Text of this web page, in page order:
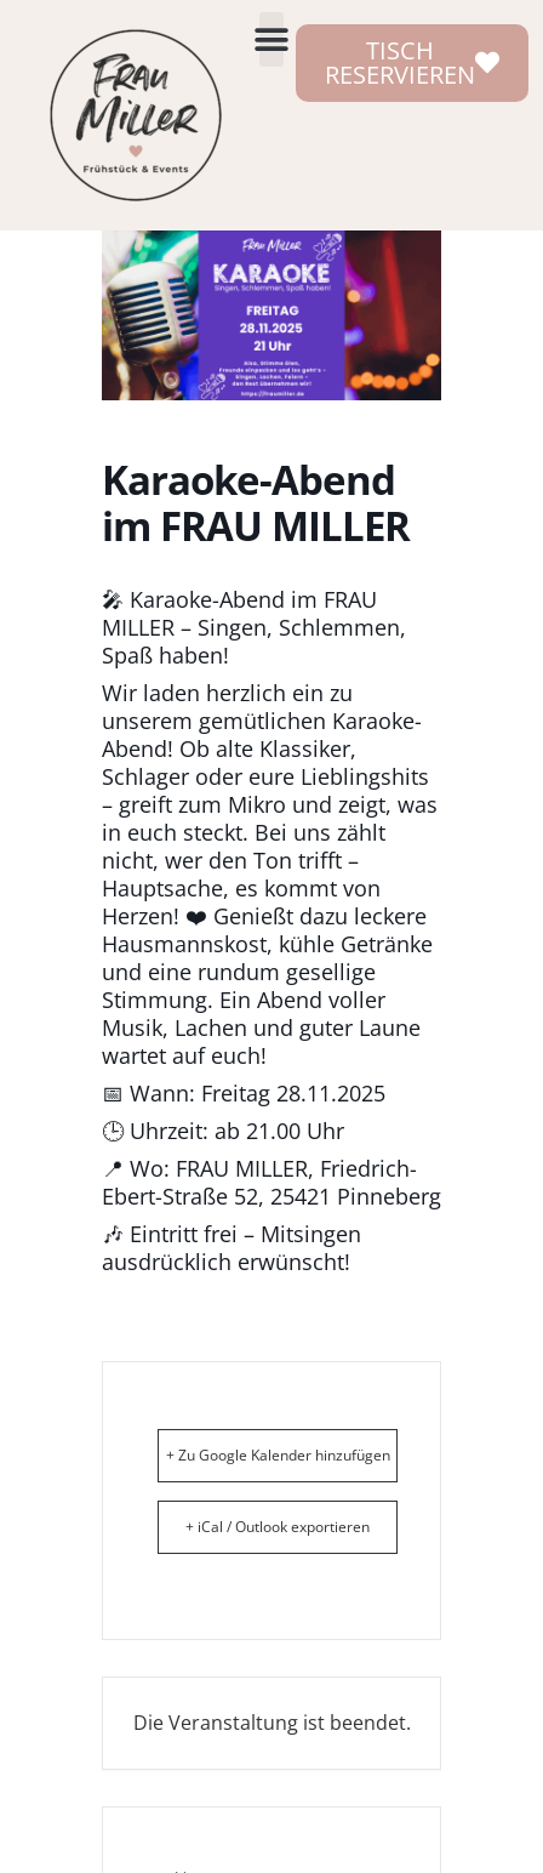
TISCH
RESERVIEREN
Karaoke-Abend
im FRAU MILLER
🎤 Karaoke-Abend im FRAU
MILLER – Singen, Schlemmen,
Spaß haben!
Wir laden herzlich ein zu
unserem gemütlichen Karaoke-
Abend! Ob alte Klassiker,
Schlager oder eure Lieblingshits
– greift zum Mikro und zeigt, was
in euch steckt. Bei uns zählt
nicht, wer den Ton trifft –
Hauptsache, es kommt von
Herzen! ❤️ Genießt dazu leckere
Hausmannskost, kühle Getränke
und eine rundum gesellige
Stimmung. Ein Abend voller
Musik, Lachen und guter Laune
wartet auf euch!
📅 Wann: Freitag 28.11.2025
🕒 Uhrzeit: ab 21.00 Uhr
📍 Wo: FRAU MILLER, Friedrich-
Ebert-Straße 52, 25421 Pinneberg
🎶 Eintritt frei – Mitsingen
ausdrücklich erwünscht!
+ Zu Google Kalender hinzufügen
+ iCal / Outlook exportieren
Die Veranstaltung ist beendet.